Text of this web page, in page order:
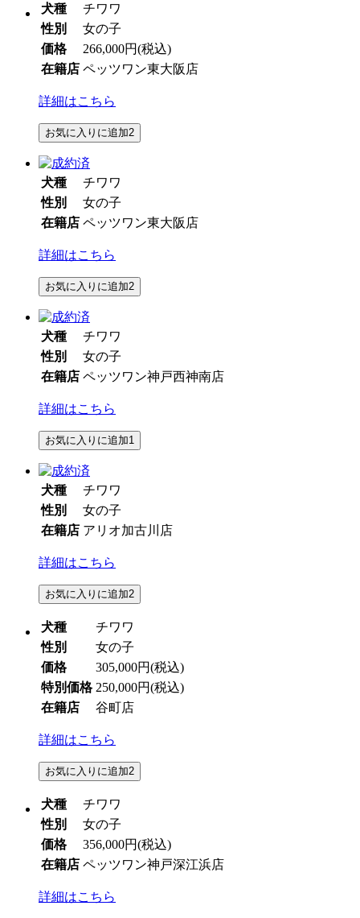
犬種
チワワ
性別
女の子
価格
266,000円(税込)
在籍店 ペッツワン東大阪店
詳細はこちら
お気に入りに追加2
犬種
チワワ
性別
女の子
在籍店 ペッツワン東大阪店
詳細はこちら
お気に入りに追加2
犬種
チワワ
性別
女の子
在籍店 ペッツワン神戸西神南店
詳細はこちら
お気に入りに追加1
犬種
チワワ
性別
女の子
在籍店 アリオ加古川店
詳細はこちら
お気に入りに追加2
犬種
チワワ
性別
女の子
価格
305,000円(税込)
特別価格 250,000円(税込)
在籍店
谷町店
詳細はこちら
お気に入りに追加2
犬種
チワワ
性別
女の子
価格
356,000円(税込)
在籍店 ペッツワン神戸深江浜店
詳細はこちら